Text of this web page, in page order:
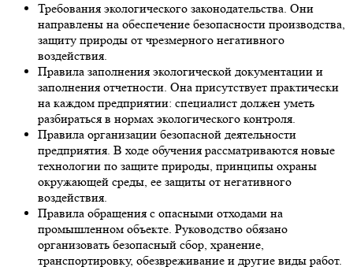
Требования экологического законодательства. Они
направлены на обеспечение безопасности производства,
защиту природы от чрезмерного негативного
воздействия.
Правила заполнения экологической документации и
заполнения отчетности. Она присутствует практически
на каждом предприятии: специалист должен уметь
разбираться в нормах экологического контроля.
Правила организации безопасной деятельности
предприятия. В ходе обучения рассматриваются новые
технологии по защите природы, принципы охраны
окружающей среды, ее защиты от негативного
воздействия.
Правила обращения с опасными отходами на
промышленном объекте. Руководство обязано
организовать безопасный сбор, хранение,
транспортировку, обезвреживание и другие виды работ.